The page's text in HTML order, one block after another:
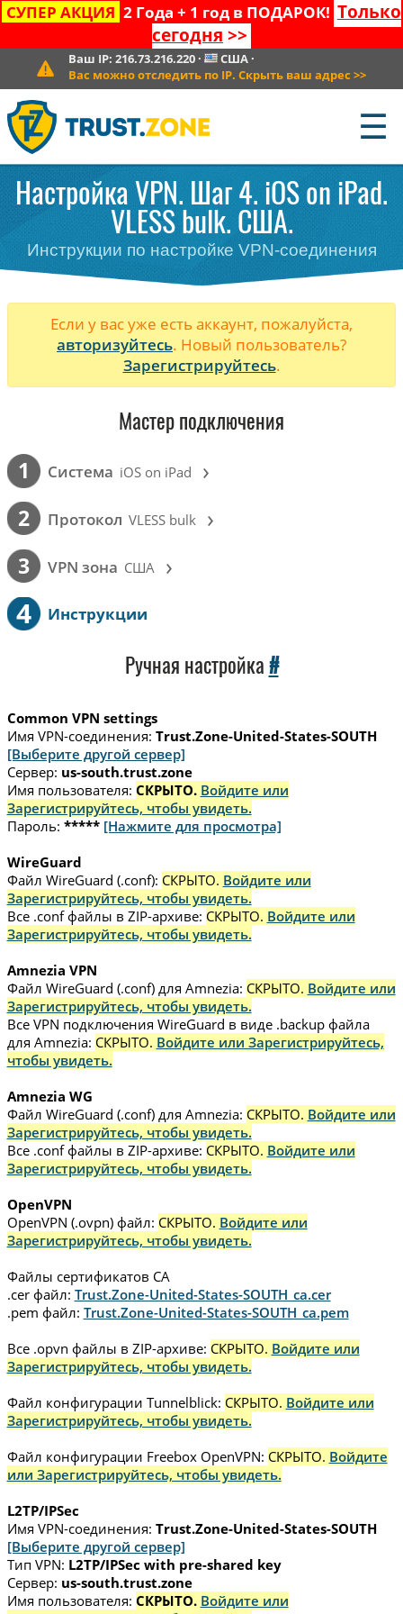
СУПЕР АКЦИЯ 2 Года + 1 год в ПОДАРОК! Только
сегодня >>
Ваш IP: 216.73.216.220· США·
Вас можно отследить по IP. Скрыть ваш адрес >>
☰
Настройка VPN. Шаг 4. iOS on iPad.
VLESS bulk. США.
Инструкции по настройке VPN-соединения
Если у вас уже есть аккаунт, пожалуйста,
авторизуйтесь. Новый пользователь?
Зарегистрируйтесь.
Мастер подключения
1 Cистема iOS on iPad ›
2 Протокол VLESS bulk ›
3 VPN зона США ›
4 Инструкции
Ручная настройка #
Common VPN settings
Имя VPN-соединения: Trust.Zone-United-States-SOUTH
[Выберите другой сервер]
Сервер: us-south.trust.zone
Имя пользователя: СКРЫТО. Войдите или
Зарегистрируйтесь, чтобы увидеть.
Пароль: ***** [Нажмите для просмотра]
WireGuard
Файл WireGuard (.conf): СКРЫТО. Войдите или
Зарегистрируйтесь, чтобы увидеть.
Все .conf файлы в ZIP-архиве: СКРЫТО. Войдите или
Зарегистрируйтесь, чтобы увидеть.
Amnezia VPN
Файл WireGuard (.conf) для Amnezia: СКРЫТО. Войдите или
Зарегистрируйтесь, чтобы увидеть.
Все VPN подключения WireGuard в виде .backup файла
для Amnezia: СКРЫТО. Войдите или Зарегистрируйтесь,
чтобы увидеть.
Amnezia WG
Файл WireGuard (.conf) для Amnezia: СКРЫТО. Войдите или
Зарегистрируйтесь, чтобы увидеть.
Все .conf файлы в ZIP-архиве: СКРЫТО. Войдите или
Зарегистрируйтесь, чтобы увидеть.
OpenVPN
OpenVPN (.ovpn) файл: СКРЫТО. Войдите или
Зарегистрируйтесь, чтобы увидеть.
Файлы сертификатов CA
.cer файл: Trust.Zone-United-States-SOUTH_ca.cer
.pem файл: Trust.Zone-United-States-SOUTH_ca.pem
Все .opvn файлы в ZIP-архиве: СКРЫТО. Войдите или
Зарегистрируйтесь, чтобы увидеть.
Файл конфигурации Tunnelblick: СКРЫТО. Войдите или
Зарегистрируйтесь, чтобы увидеть.
Файл конфигурации Freebox OpenVPN: СКРЫТО. Войдите
или Зарегистрируйтесь, чтобы увидеть.
L2TP/IPSec
Имя VPN-соединения: Trust.Zone-United-States-SOUTH
[Выберите другой сервер]
Тип VPN: L2TP/IPSec with pre-shared key
Сервер: us-south.trust.zone
Имя пользователя: СКРЫТО. Войдите или